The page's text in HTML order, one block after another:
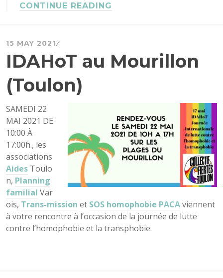
CONTINUE READING
15 MAY 2021
IDAHoT au Mourillon
(Toulon)
SAMEDI 22
MAI 2021 DE
10:00 À
17:00h., les
associations
Aides Toulo
n, Planning
familial Var
ois, Trans-mission et SOS homophobie PACAviennent
à votre rencontre à l’occasion de la journée de lutte
contre l’homophobie et la transphobie.